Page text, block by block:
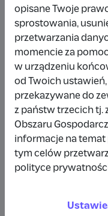
Wpłata
990 zł
Wpłata
Beata Florek
100 zł
opisane Twoje
sprostowania,
przetwarzania
momencie za
w urządzeniu
od Twoich ustawień,
przekazywane do
z państw trzecich tj.
Obszaru
informacje na
tym celów
polityce